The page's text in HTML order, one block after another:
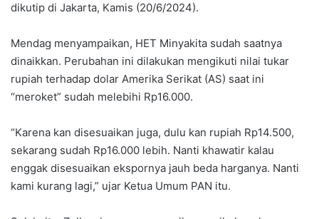
dikutip di Jakarta, Kamis (20/6/2024).
Mendag menyampaikan, HET Minyakita sudah saatnya
dinaikkan. Perubahan ini dilakukan mengikuti nilai tukar
rupiah terhadap dolar Amerika Serikat (AS) saat ini
“meroket” sudah melebihi Rp16.000.
“Karena kan disesuaikan juga, dulu kan rupiah Rp14.500,
sekarang sudah Rp16.000 lebih. Nanti khawatir kalau
enggak disesuaikan ekspornya jauh beda harganya. Nanti
kami kurang lagi,” ujar Ketua Umum PAN itu.